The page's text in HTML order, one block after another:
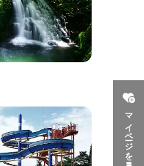
マイページを見る